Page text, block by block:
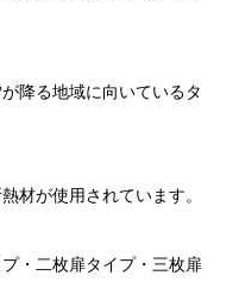
降る地域に向いているタ
材が使用されています。
・二枚扉タイプ・三枚扉